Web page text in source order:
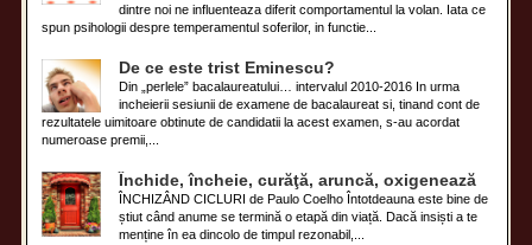
dintre noi ne influenteaza diferit comportamentul la volan. Iata ce
spun psihologii despre temperamentul soferilor, in functie...
De ce este trist Eminescu?
Din „perlele” bacalaureatului… intervalul 2010-2016 In urma
incheierii sesiunii de examene de bacalaureat si, tinand cont de
rezultatele uimitoare obtinute de candidatii la acest examen, s-au acordat
numeroase premii,...
Închide, încheie, curăţă, aruncă, oxigenează
ÎNCHIZÂND CICLURI de Paulo Coelho Întotdeauna este bine de
știut când anume se termină o etapă din viață. Dacă insiști a te
menține în ea dincolo de timpul rezonabil,...